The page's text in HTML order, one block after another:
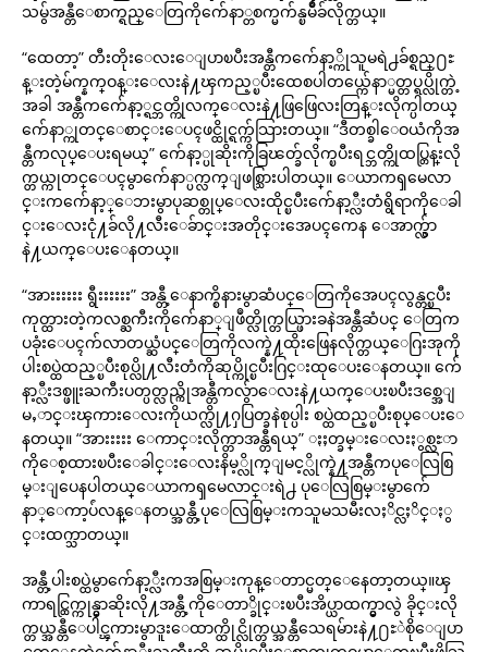
သမွ်အန္တီေစာက္ရည္ေတြကိုက်ေနာ္တစက္မက်န္ၿမိဳခ်လိုက္တယ္။
“ထေတာ့” တီးတိုးေလးေျပာၿပီးအန္တီကက်ေနာ့္ကိုသူမရဲ႕ခ်စ္ရည္႐ႊ
န္းတဲ့မ်က္နက္ဝန္းေလးနဲ႔ၾကည့္ၿပီးထေစပါတယ္က်ေနာ္မတ္တပ္ရပ္လိုက္တဲ့
အခါ အန္တီကက်ေနာ့္ရင္ဘတ္ကိုလက္ေလးနဲ႔ဖြဖြေလးတြန္းလိုက္ပါတယ္
က်ေနာ္ကုတင္ေစာင္းေပၚဖင္ထိုင္ရက္က်သြားတယ္။ “ဒီတစ္ခါေဝယံကိုအ
န္တီကလုပ္ေပးရမယ္” က်ေနာ့္ပုဆိုးကိုခြၽတ္ခ်လိုက္ၿပီးရင္ဘတ္ကိုထပ္တြန္းလို
က္တယ္ကုတင္ေပၚမွာက်ေနာ္ပက္လက္ျဖစ္သြားပါတယ္။ ေယာကၡမေလာ
င္းကက်ေနာ့္ေဘးမွာပုဆစ္တုပ္ေလးထိုင္ၿပီးက်ေနာ့္လီးတံရွိရာကိုေခါ
င္းေလးငုံ႔ခ်လို႔လီးေခ်ာင္းအတိုင္းအေပၚကေန ေအာက္လွ်ာ
နဲ႔ယက္ေပးေနတယ္။
“အားးးးးး ရွီးးးးးး” အန္တီ့ေနာက္စိနားမွာဆံပင္ေတြကိုအေပၚလွန္တင္ၿပီး
ကုတ္ထားတဲ့ကလစ္ႀကီးကိုက်ေနာ္ျဖဳတ္လိုက္တယ္ဖြားခနဲအန္တီဆံပင္ ေတြက
ပခုံးေပၚက်လာတယ္ဆံပင္ေတြကိုလက္နဲ႔ထိုးဖြေနလိုက္တယ္ေဂြးအုကို
ပါးစပ္ထဲထည့္ၿပီးစုပ္လို႔လီးတံကိုဆုပ္ကိုင္ၿပီးဂြင္းထုေပးေနတယ္။ က်ေ
နာ့္လီးဒစ္ဖူးႀကီးပတ္ပတ္လည္ကိုအန္တီကလွ်ာေလးနဲ႔ယက္ေပးၿပီးဒစ္အေျ
မႇာင္းၾကားေလးကိုယက္လို႔ႁပြတ္ခနဲစုပ္ပါး စပ္ထဲထည့္ၿပီးစုပ္ေပးေ
နတယ္။ “အားးးးး ေကာင္းလိုက္တာအန္တီရယ္” ႏႈတ္ခမ္းေလးႏွစ္လႊာ
ကိုေစ့ထားၿပီးေခါင္းေလးနိမ့္လိုက္ျမင့္လိုက္နဲ႔အန္တီကပုေလြစြ
မ္းျပေနပါတယ္ေယာကၡမေလာင္းရဲ႕ ပုေလြစြမ္းမွာက်ေ
နာ္ေကာ့ပ်ံလန္ေနတယ္အန္တီ့ပုေလြစြမ္းကသူမသမီးလႈိင္လႈိင္ႏွ
င္းထက္သာတယ္။
အန္တီ့ပါးစပ္ထဲမွာက်ေနာ့္လီးကအစြမ္းကုန္ေတာင္မတ္ေနေတာ့တယ္။ၾ
ကာရင္ထြက္ကုန္မွာဆိုးလို႔အန္တီ့ကိုေတာ္ခိုင္းၿပီးအိပ္ယာထက္မွာလွဲ ခိုင္းလို
က္တယ္အန္တီေပါင္ၾကားမွာဒူးေထာက္ထိုင္လိုက္တယ္အန္တီသေရမ်ားနဲ႔႐ႊဲစိုေျပာ